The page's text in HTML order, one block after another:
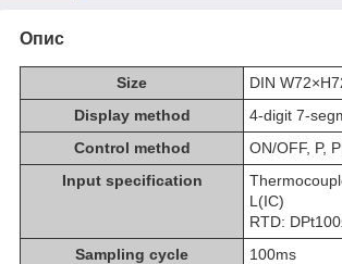
Опис
Size
DIN
Display method
4-digit 7-
Control method
ON/OFF, P,
Input specification
L(IC)
RTD:
Sampling cycle
100ms